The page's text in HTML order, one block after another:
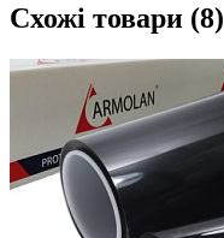
Схожі товари (8)